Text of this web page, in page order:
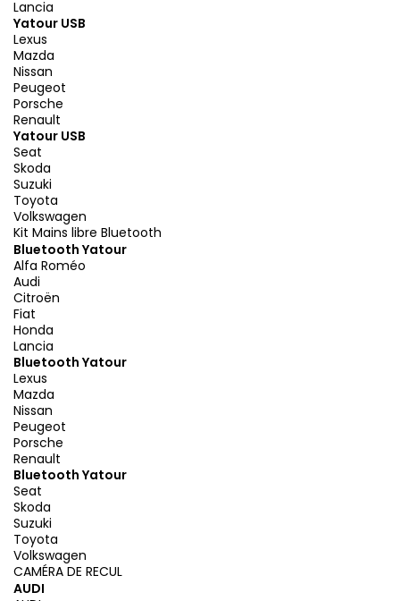
Lancia
Yatour USB
Lexus
Mazda
Nissan
Peugeot
Porsche
Renault
Yatour USB
Seat
Skoda
Suzuki
Toyota
Volkswagen
Kit Mains libre Bluetooth
Bluetooth Yatour
Alfa Roméo
Audi
Citroën
Fiat
Honda
Lancia
Bluetooth Yatour
Lexus
Mazda
Nissan
Peugeot
Porsche
Renault
Bluetooth Yatour
Seat
Skoda
Suzuki
Toyota
Volkswagen
CAMÉRA DE RECUL
AUDI